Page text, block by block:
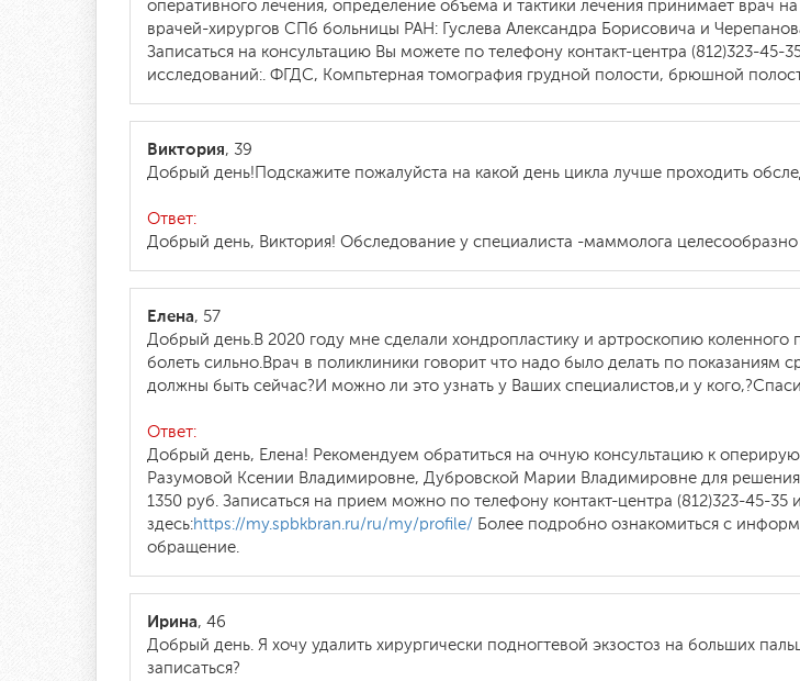
оперативного лечения, определение объёма и тактики лечения принимает врач
врачей-хирургов СПб больницы РАН: Гуслева Александра Борисовича и
Записаться на консультацию Вы можете по телефону контакт-центра (812)323-45-
исследований:. ФГДС, Компьтерная томография грудной полости, брюшной
Виктория, 39
Добрый день!Подскажите пожалуйста на какой день цикла лучше проходить
Ответ:
Добрый день, Виктория! Обследование у специалиста -маммолога
Елена, 57
Добрый день.В 2020 году мне сделали хондропластику и артроскопию
болеть сильно.Врач в поликлиники говорит что надо было делать по показаниям
должны быть сейчас?И можно ли это узнать у Ваших специалистов,и у
Ответ:
Добрый день, Елена! Рекомендуем обратиться на очную консультацию к
Разумовой Ксении Владимировне, Дубровской Марии Владимировне для решения
1350 руб. Записаться на прием можно по телефону контакт-центра (812)323-45-
здесь:https://my.spbkbran.ru/ru/my/profile/ Более подробно ознакомиться с
обращение.
Ирина, 46
Добрый день. Я хочу удалить хирургически подногтевой экзостоз на больших
записаться?